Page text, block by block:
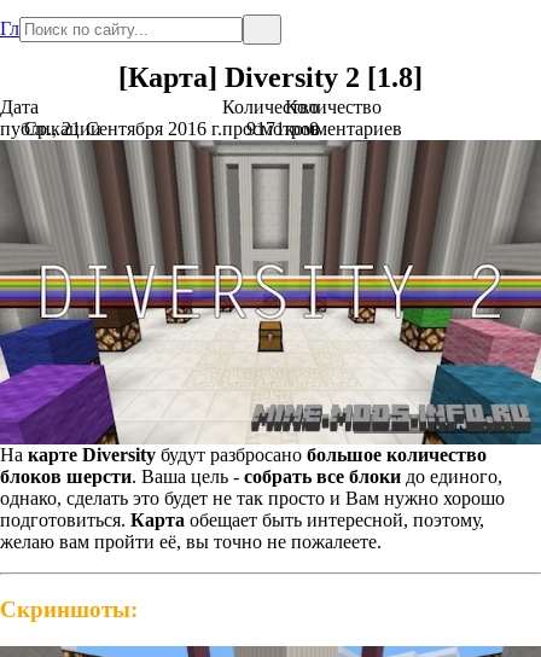
Главная
[Карта] Diversity 2 [1.8]
Дата
публикации
Ср., 21 Сентября 2016 г.
Количество
просмотров
9171
Количество
комментариев
0
На карте Diversity будут разбросано большое количество
блоков шерсти. Ваша цель - собрать все блоки до единого,
однако, сделать это будет не так просто и Вам нужно хорошо
подготовиться. Карта обещает быть интересной, поэтому,
желаю вам пройти её, вы точно не пожалеете.
Скриншоты: